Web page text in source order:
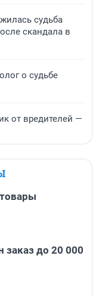
судьба
скандала в
о судьбе
от вредителей —
заказ до 20 000